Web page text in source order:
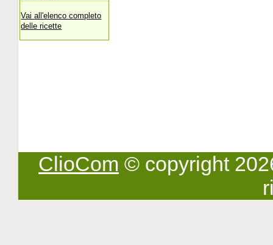
Vai all'elenco completo
delle ricette
ClioCom © copyright